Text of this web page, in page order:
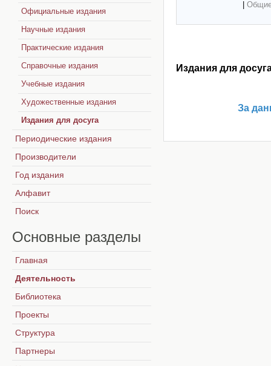
Издания для
За
Официальные издания
Научные издания
Практические издания
Справочные издания
Учебные издания
Художественные издания
Издания для досуга
Периодические издания
Производители
Год издания
Алфавит
Поиск
Основные разделы
Главная
Деятельность
Библиотека
Проекты
Структура
Партнеры